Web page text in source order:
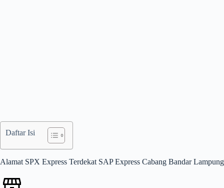
Daftar Isi
Alamat SPX Express Terdekat SAP Express Cabang Bandar Lampung